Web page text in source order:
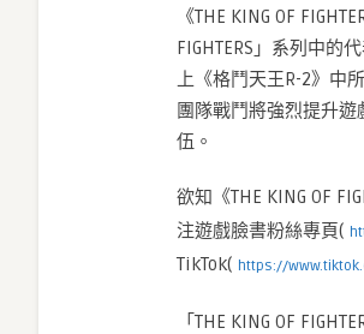
《THE KING OF
FIGHTERS」系列中的
上《格鬥天王R-2》中
團隊戰鬥將強烈提升
伍。
欲知《THE KING OF
注遊戲臉書粉絲專頁(
TikTok( https://
「THE KING OF